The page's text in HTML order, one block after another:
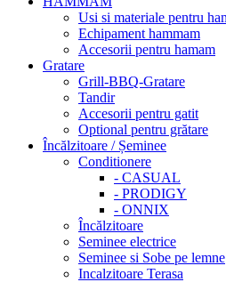
Usi si materiale pentru
Echipament hammam
Accesorii pentru hamam
Gratare
Grill-BBQ-Gratare
Tandir
Accesorii pentru gatit
Optional pentru grătare
Încălzitoare / Șeminee
Conditionere
- CASUAL
- PRODIGY
- ONNIX
Încălzitoare
Seminee electrice
Seminee si Sobe pe lemne
Incalzitoare Terasa